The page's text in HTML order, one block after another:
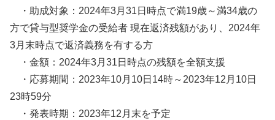
・助成対象：2024年3月31日時点で満19歳～満34歳の
方で貸与型奨学金の受給者 現在返済残額があり、2024年
3月末時点で返済義務を有する方
・金額：2024年3月31日時点の残額を全額支援
・応募期間：2023年10月10日14時～2023年12月10日
23時59分
・発表時期：2023年12月末を予定